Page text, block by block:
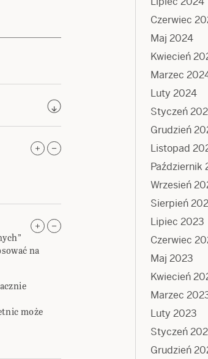
na
może
Czerwiec
Maj 2024
Kwiecień
Marzec
Luty 2024
Styczeń
Grudzień
Listopad
Październik
Wrzesień
Sierpień
Lipiec 2023
Czerwiec
Maj 2023
Kwiecień
Marzec
Luty 2023
Styczeń
Grudzień